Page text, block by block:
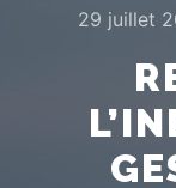
29 juillet